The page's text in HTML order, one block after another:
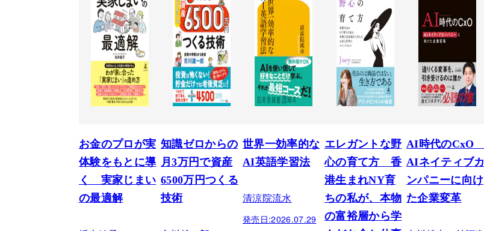
お金のプロが実
体験をもとに導
く 実家じまい
の最適解
知識ゼロからの
月3万円で資産
6500万円つくる
技術
世界一効率的な
AI英語学習法
清涼院流水
発売日:2026.07.29
エレガントな野
心の育て方 香
港生まれNY育
ちの私が、本物
の富裕層から学
AI時代のCxO
AIネイティブカ
ンパニーに向け
た企業変革